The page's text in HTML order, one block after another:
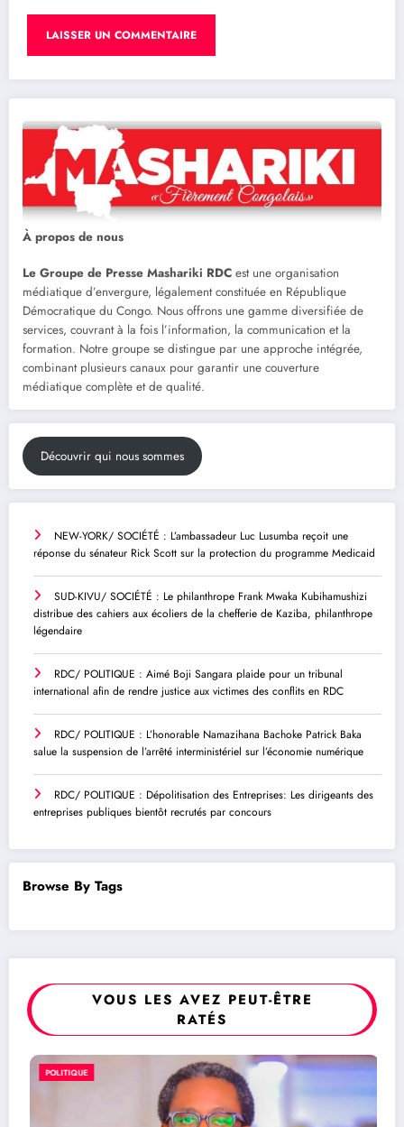
À propos de nous
Le Groupe de Presse Mashariki RDC est une organisation
médiatique d’envergure, légalement constituée en République
Démocratique du Congo. Nous offrons une gamme diversifiée de
services, couvrant à la fois l’information, la communication et la
formation. Notre groupe se distingue par une approche intégrée,
combinant plusieurs canaux pour garantir une couverture
médiatique complète et de qualité.
Découvrir qui nous sommes
NEW-YORK/ SOCIÉTÉ : L’ambassadeur Luc Lusumba reçoit une
réponse du sénateur Rick Scott sur la protection du programme Medicaid
SUD-KIVU/ SOCIÉTÉ : Le philanthrope Frank Mwaka Kubihamushizi
distribue des cahiers aux écoliers de la chefferie de Kaziba, philanthrope
légendaire
RDC/ POLITIQUE : Aimé Boji Sangara plaide pour un tribunal
international afin de rendre justice aux victimes des conflits en RDC
RDC/ POLITIQUE : L’honorable Namazihana Bachoke Patrick Baka
salue la suspension de l’arrêté interministériel sur l’économie numérique
RDC/ POLITIQUE : Dépolitisation des Entreprises: Les dirigeants des
entreprises publiques bientôt recrutés par concours
Browse By Tags
VOUS LES AVEZ PEUT-ÊTRE
RATÉS
POLITIQUE